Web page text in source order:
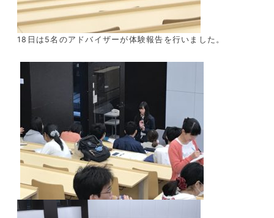
18日は5名のアドバイザーが体験報告を行いました。